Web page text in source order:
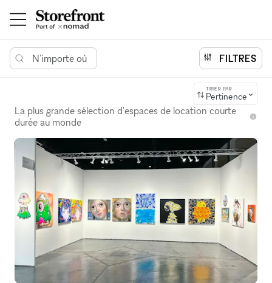
N'importe où FILTRES
TRIER PAR
Pertinence
La plus grande sélection d'espaces de location courte
durée au monde